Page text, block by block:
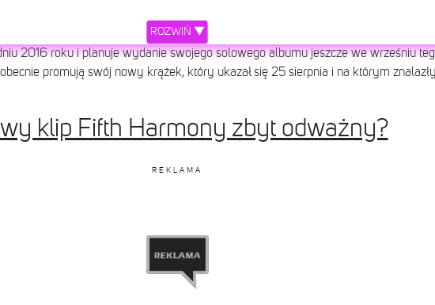
ROZWIŃ ▼
2016 roku i planuje wydanie swojego solowego albumu jeszcze we wrześniu
promują swój nowy krążek, który ukazał się 25 sierpnia i na którym
klip Fifth Harmony zbyt odważny?
REKLAMA